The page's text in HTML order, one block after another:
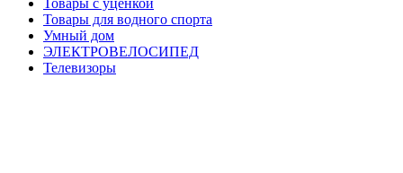
Товары с уценкой
Товары для водного спорта
Умный дом
ЭЛЕКТРОВЕЛОСИПЕД
Телевизоры